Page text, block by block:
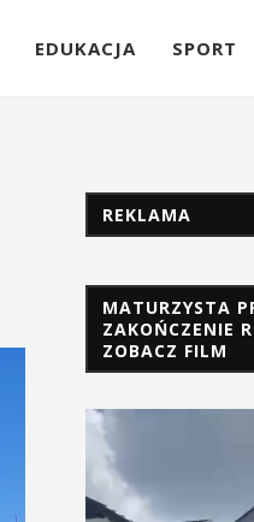
EDUKACJA SPORT
REKLAMA
MATURZYSTA
ZAKOŃCZENIE
ZOBACZ FILM
Odtwarzacz
video